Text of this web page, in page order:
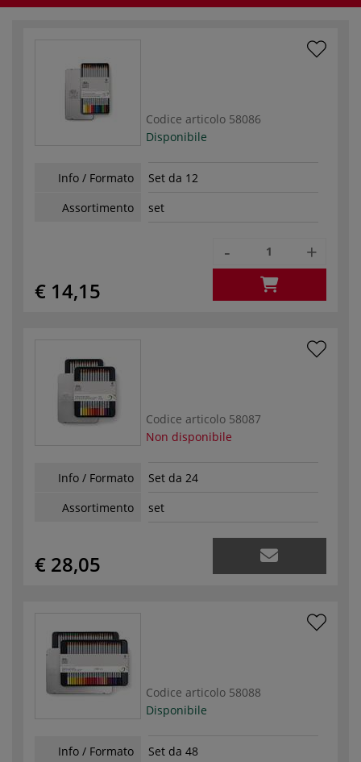
Codice articolo 58086
Disponibile
Info / Formato
Set da 12
Assortimento
set
€ 14,15
- +
Codice articolo 58087
Non disponibile
Info / Formato
Set da 24
Assortimento
set
€ 28,05
Codice articolo 58088
Disponibile
Info / Formato
Set da 48